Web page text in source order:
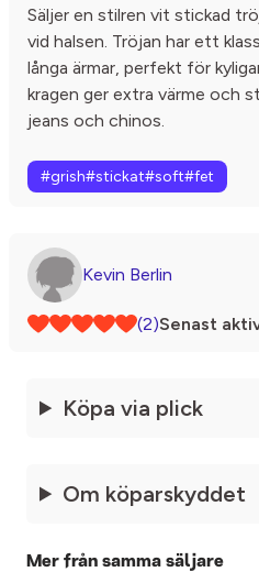
Säljer en stilren vit stickad
vid halsen. Tröjan har ett
långa ärmar, perfekt för
kragen ger extra värme och
jeans och chinos.
#grish#stickat#soft#fet
Kevin Berlin
(2)Senast
Köpa via plick
Om köparskyddet
Mer från samma säljare